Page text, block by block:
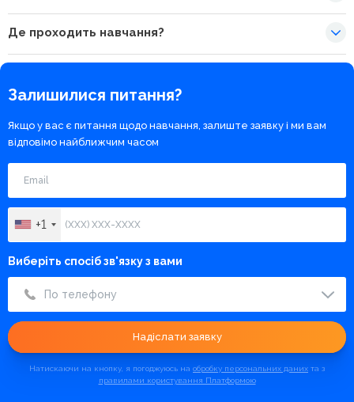
Де проходить навчання?
Залишилися питання?
Якщо у вас є питання щодо навчання, залиште заявку і ми вам
відповімо найближчим часом
+1
Виберіть спосіб зв'язку з вами
По телефону
Надіслати заявку
Натискаючи на кнопку, я погоджуюсь на обробку персональних даних та з
правилами користування Платформою